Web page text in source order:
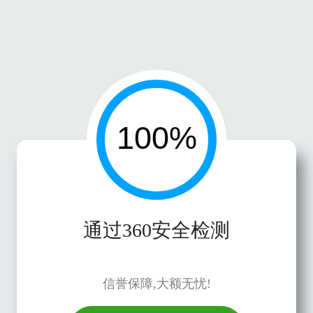
通过360安全检测
信誉保障,大额无忧!